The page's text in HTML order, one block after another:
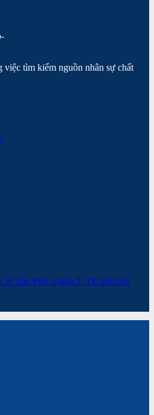
việc tìm kiếm nguồn nhân sự chất
P. Tân Phú, Quận 7, TP. Hồ Chí